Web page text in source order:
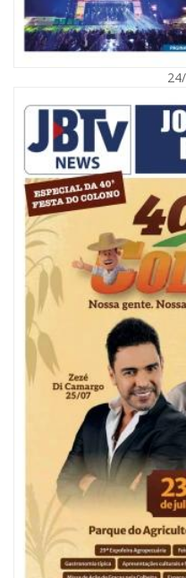
PENHA
08/08/2026 | 07:00
Reservatórios de Penha são
sem interrupção no abastecimento
ITAJAÍ